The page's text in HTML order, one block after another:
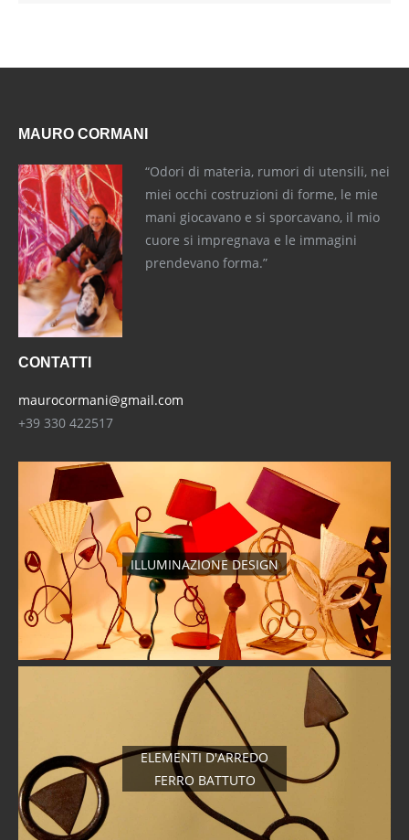
MAURO CORMANI
“Odori di materia, rumori di utensili, nei
miei occhi costruzioni di forme, le mie
mani giocavano e si sporcavano, il mio
cuore si impregnava e le immagini
prendevano forma.”
CONTATTI
maurocormani@gmail.com
+39 330 422517
ILLUMINAZIONE DESIGN
ELEMENTI D'ARREDO
FERRO BATTUTO